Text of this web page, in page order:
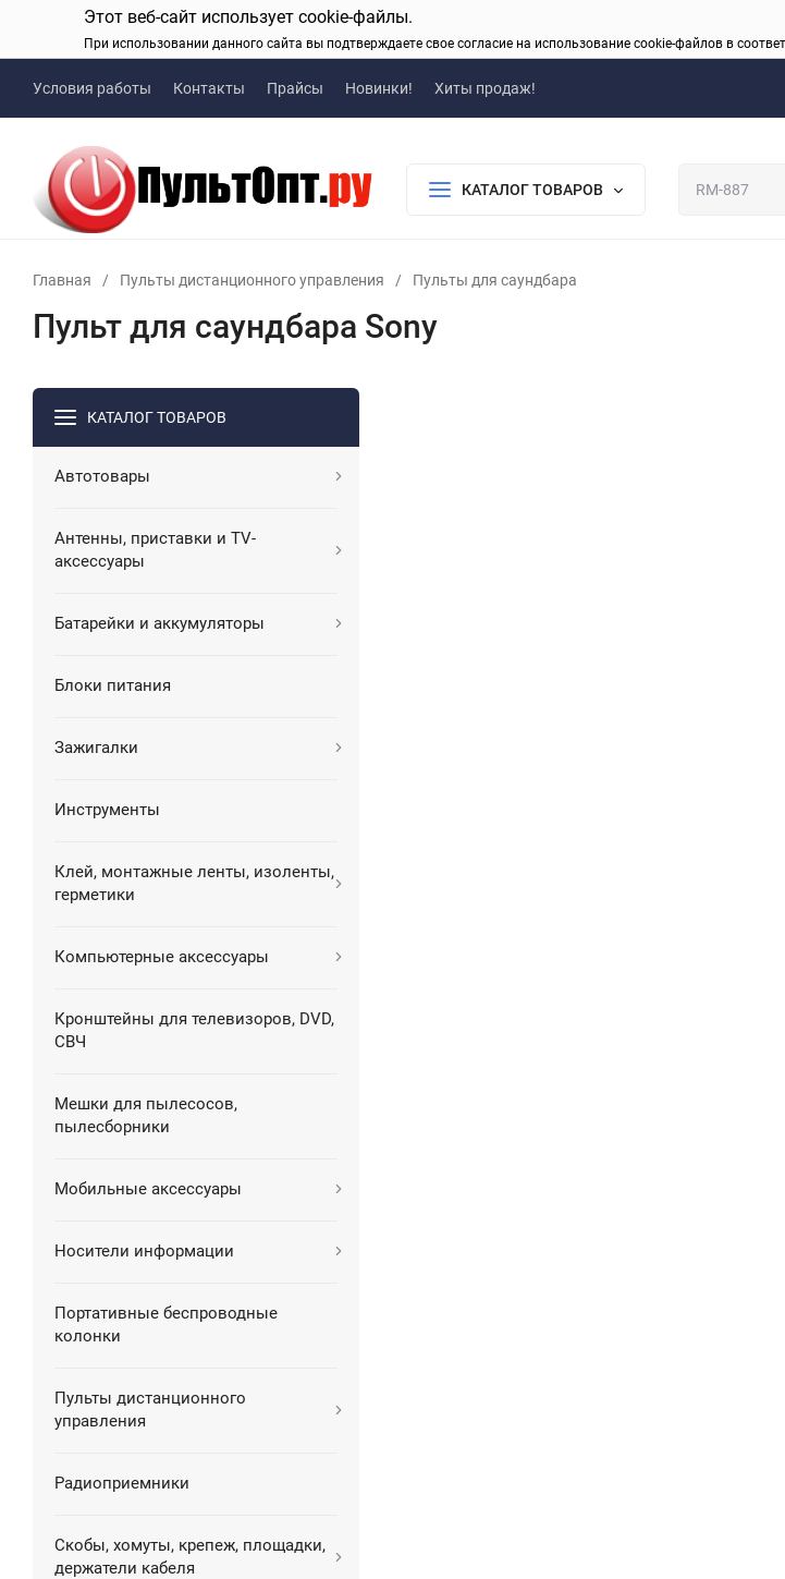
Этот веб-сайт использует cookie-файлы.
При использовании данного сайта вы подтверждаете свое согласие на использование cookie-файлов в
Условия работы Контакты Прайсы Новинки! Хиты продаж!
КАТАЛОГ ТОВАРОВ
Главная / Пульты дистанционного управления / Пульты для саундбара
Пульт для саундбара Sony
КАТАЛОГ ТОВАРОВ
Автотовары
Антенны, приставки и TV-
аксессуары
Батарейки и аккумуляторы
Блоки питания
Зажигалки
Инструменты
Клей, монтажные ленты, изоленты,
герметики
Компьютерные аксессуары
Кронштейны для телевизоров, DVD,
СВЧ
Мешки для пылесосов,
пылесборники
Мобильные аксессуары
Носители информации
Портативные беспроводные
колонки
Пульты дистанционного
управления
Радиоприемники
Скобы, хомуты, крепеж, площадки,
держатели кабеля